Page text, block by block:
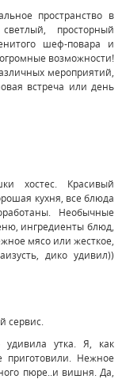
пространство в
просторный
шеф-повара и
возможности!
мероприятий,
встреча или день
хостес. Красивый
кухня, все блюда
Необычные
ингредиенты блюд,
мясо или жесткое,
дико удивил))
сервис.
утка. Я, как
приготовили. Нежное
пюре..и вишня. Да,